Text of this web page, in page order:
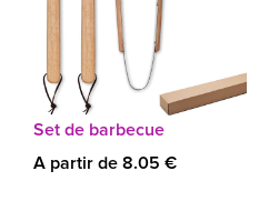
Set de barbecue
A partir de 8.05 €